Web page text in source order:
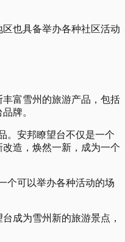
也具备举办各种社区活动
富雪州的旅游产品，包括
牌。
。安邦瞭望台不仅是一个
造，焕然一新，成为一个
个可以举办各种活动的场
成为雪州新的旅游景点，